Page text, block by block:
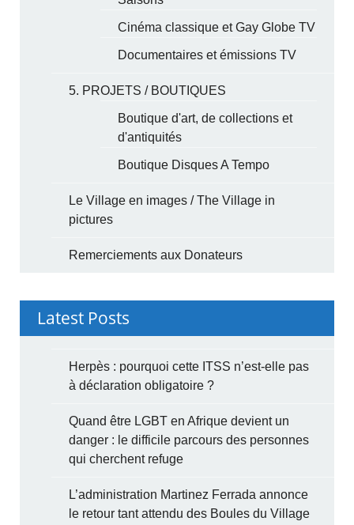
Cinéma classique et Gay Globe TV
Documentaires et émissions TV
5. PROJETS / BOUTIQUES
Boutique d'art, de collections et
d'antiquités
Boutique Disques A Tempo
Le Village en images / The Village in
pictures
Remerciements aux Donateurs
Latest Posts
Herpès : pourquoi cette ITSS n’est-elle pas
à déclaration obligatoire ?
Quand être LGBT en Afrique devient un
danger : le difficile parcours des personnes
qui cherchent refuge
L’administration Martinez Ferrada annonce
le retour tant attendu des Boules du Village